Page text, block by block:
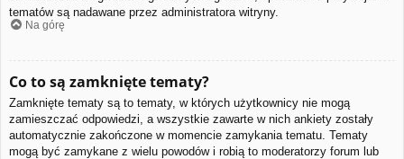
tematów są nadawane przez administratora witryny.
Na górę
Co to są zamknięte tematy?
Zamknięte tematy są to tematy, w których użytkownicy nie mogą
zamieszczać odpowiedzi, a wszystkie zawarte w nich ankiety zostały
automatycznie zakończone w momencie zamykania tematu. Tematy
mogą być zamykane z wielu powodów i robią to moderatorzy forum lub